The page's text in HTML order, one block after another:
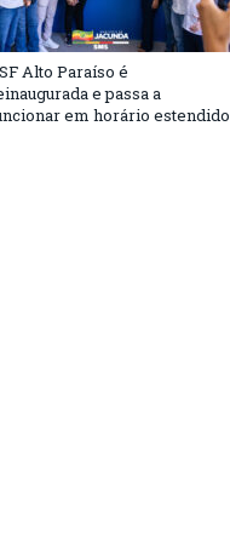
Alto Paraíso é
e passa a
em horário estendido